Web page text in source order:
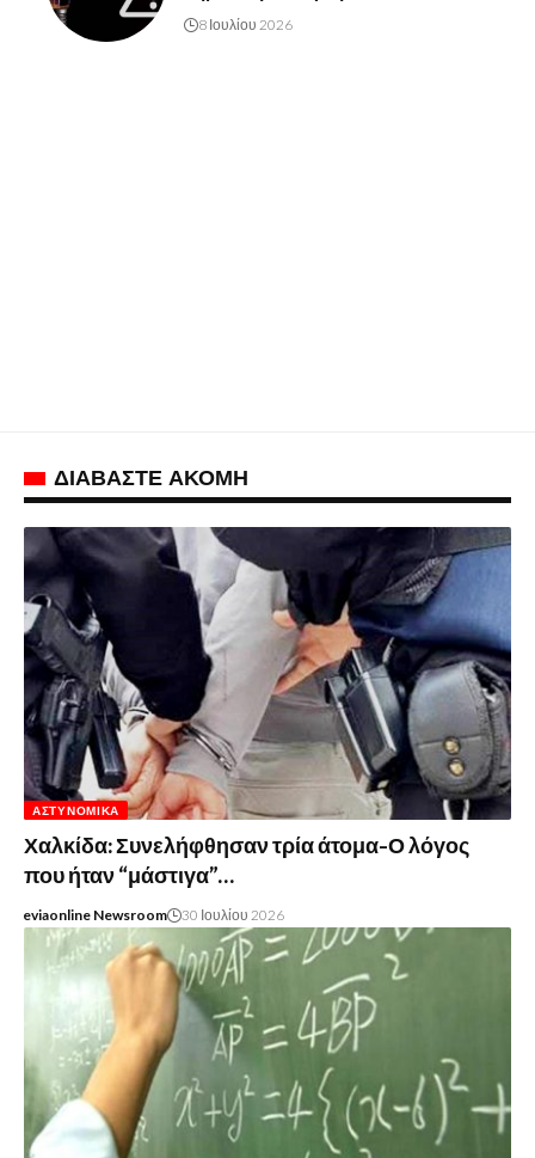
8 Ιουλίου 2026
ΔΙΑΒΑΣΤΕ ΑΚΟΜΗ
ΑΣΤΥΝΟΜΙΚΆ
Χαλκίδα: Συνελήφθησαν τρία άτομα-Ο λόγος
που ήταν “μάστιγα”…
eviaonline Newsroom 30 Ιουλίου 2026